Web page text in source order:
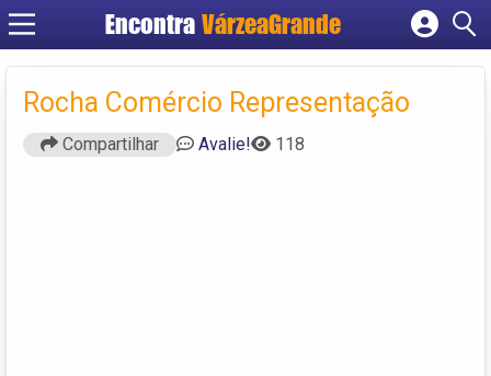
Encontra VárzeaGrande
Cadastrar empresa
Criar conta
Rocha Comércio Representação
Compartilhar Avalie! 118